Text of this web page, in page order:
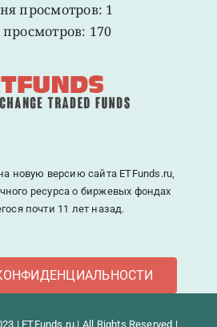
просмотров: 1
просмотров: 170
новую версию сайта ETFunds.ru,
ресурса о биржевых фондах
почти 11 лет назад.
| ETFunds.ru | All Rights Reserved |